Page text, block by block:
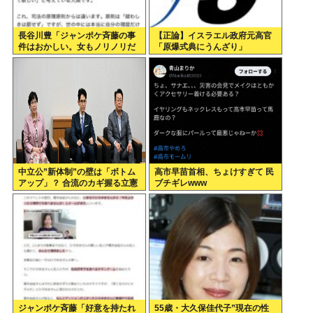
長谷川豊「ジャンポケ斉藤の事
件はおかしい。女もノリノリだ
った冤罪だろ」
【正論】イスラエル政府元高官
「原爆式典にうんざり」
中立公”新体制”の壁は「ボトム
アップ」？ 合流のカギ握る立憲
高市早苗首相、ちょけすぎて 民
ブチギレwww
ジャンポケ斉藤「好意を持たれ 55歳・大久保佳代子”現在の性